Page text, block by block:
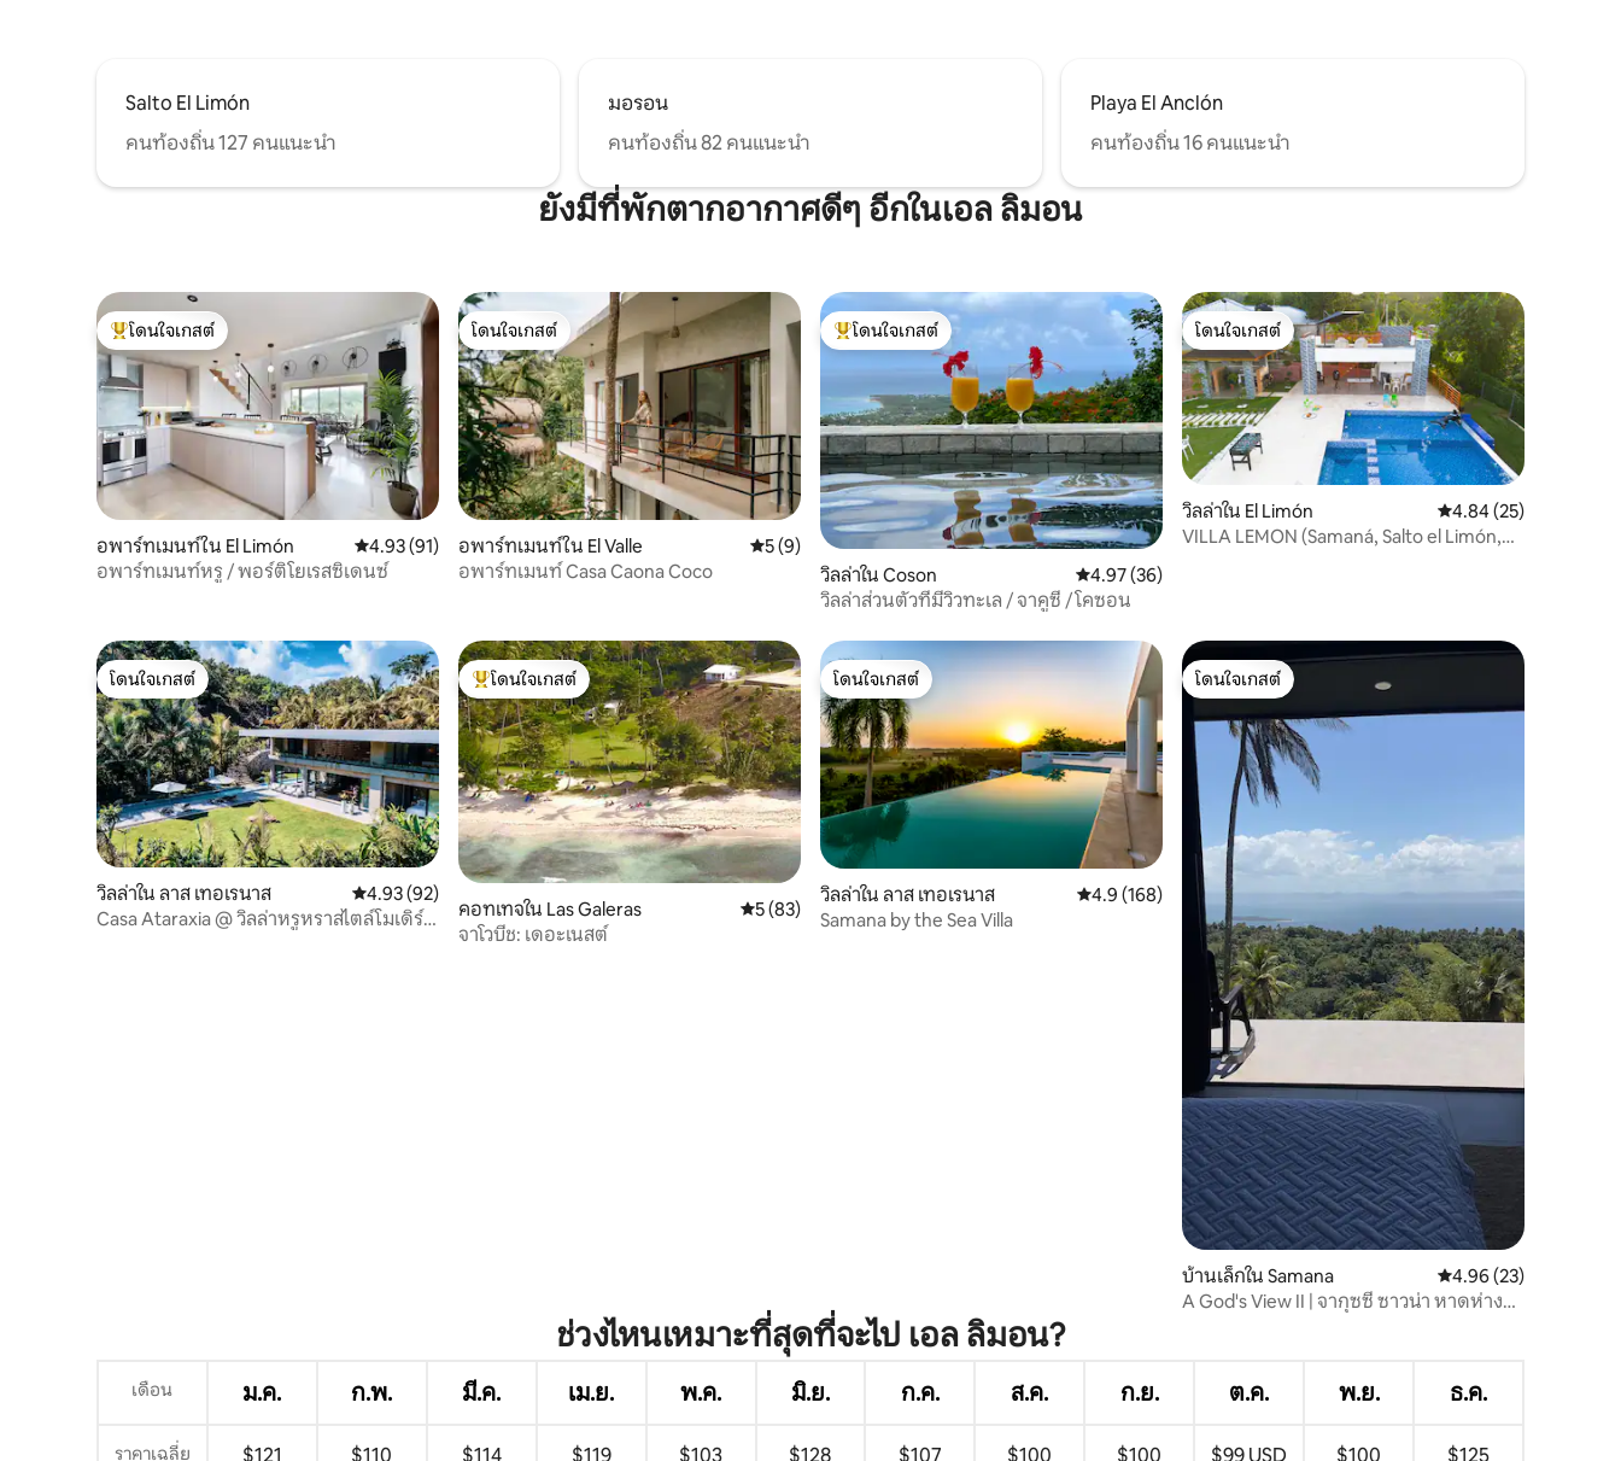
Salto El Limón
คนท้องถิ่น 127 คนแนะนำ
มอรอน
คนท้องถิ่น 82 คนแนะนำ
Playa El Anclón
คนท้องถิ่น 16 คนแนะนำ
ยังมีที่พักตากอากาศดีๆ อีกในเอล ลิมอน
โดนใจเกสต์ที่สุด
โดนใจเกสต์
อพาร์ทเมนท์ใน El Limón คะแนนเฉลี่ย 4.93 จาก 5, 91 รีวิว
4.93 (91)
อพาร์ทเมนท์หรู / พอร์ติโยเรสซิเดนซ์
โดนใจเกสต์
โดนใจเกสต์
อพาร์ทเมนท์ใน El Valle คะแนนเฉลี่ย 5 จาก 5, 9 รีวิว
5 (9)
อพาร์ทเมนท์ Casa Caona Coco
โดนใจเกสต์ที่สุด
โดนใจเกสต์
วิลล่าใน Coson คะแนนเฉลี่ย 4.97 จาก 5, 36 รีวิว
4.97 (36)
วิลล่าส่วนตัวที่มีวิวทะเล / จาคูซี / โคซอน
โดนใจเกสต์
โดนใจเกสต์
วิลล่าใน El Limón คะแนนเฉลี่ย 4.84 จาก
4.84 (25)
VILLA LEMON (Samaná, Salto el Limón,
โดนใจเกสต์
โดนใจเกสต์
วิลล่าใน ลาส เทอเรนาส คะแนนเฉลี่ย 4.93 จาก 5, 92 รีวิว
4.93 (92)
Casa Ataraxia @ วิลล่าหรูหราสไตล์โมเดิร์น
โดนใจเกสต์ที่สุด
โดนใจเกสต์
คอทเทจใน Las Galeras คะแนนเฉลี่ย 5 จาก 5, 83 รีวิว
5 (83)
จาโวบีช: เดอะเนสต์
โดนใจเกสต์
โดนใจเกสต์
วิลล่าใน ลาส เทอเรนาส คะแนนเฉลี่ย 4.9 จาก 5, 168 รีวิว
4.9 (168)
Samana by the Sea Villa
โดนใจเกสต์
โดนใจเกสต์
บ้านเล็กใน Samana คะแนนเฉลี่ย 4.96 จาก
4.96 (23)
A God's View II | จากุซซี่ ซาวน่า หาดห่าง
ช่วงไหนเหมาะที่สุดที่จะไป เอล ลิมอน?
เดือน ม.ค. ก.พ. มี.ค. เม.ย. พ.ค. มิ.ย. ก.ค. ส.ค. ก.ย. ต.ค. พ.ย. ธ.ค.
ราคาเฉลี่ย $121 $110 $114 $119 $103 $128 $107 $100 $100 $99 USD $100 $125